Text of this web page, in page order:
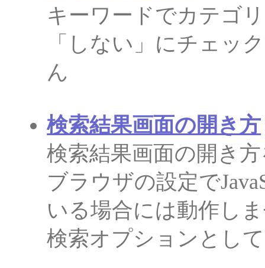
キーワードでカテゴ
「しない」にチェッ
ん
検索結果画面の開き方
検索結果画面の開き
ブラウザの設定で
いる場合には動作し
検索オプションとし